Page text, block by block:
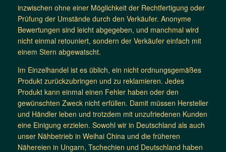
inzwischen ohne einer Möglichkeit der Rechtfertigung oder
Prüfung der Umstände durch den Verkäufer. Anonyme
Bewertungen sind leicht abgegeben, und manchmal wird
nicht einmal retouniert, sondern der Verkäufer einfach mit
einem Stern abgewatscht.
Im Einzelhandel ist es üblich, ein nicht ordnungsgemäßes
Produkt zurückzubringen und zu reklamieren. Jedes
Produkt kann einmal einen Fehler haben oder den
gewünschten Zweck nicht erfüllen. Damit müssen Hersteller
und Händler leben und trotzdem mit unzufriedenen Kunden
eine Einigung erzielen. Sowohl wir in Deutschland als auch
unser Nähbetrieb in Weihai China und die früheren
Nähereien in Ungarn, Tschechien und Deutschland haben